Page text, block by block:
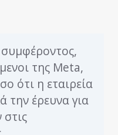
της Meta,
ότι η εταιρεία
την έρευνα για